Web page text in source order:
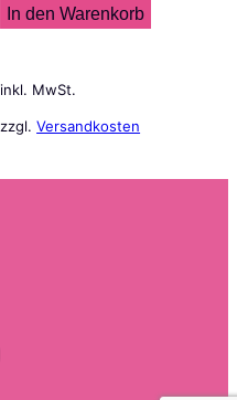
In den Warenkorb
inkl. MwSt.
zzgl.Versandkosten